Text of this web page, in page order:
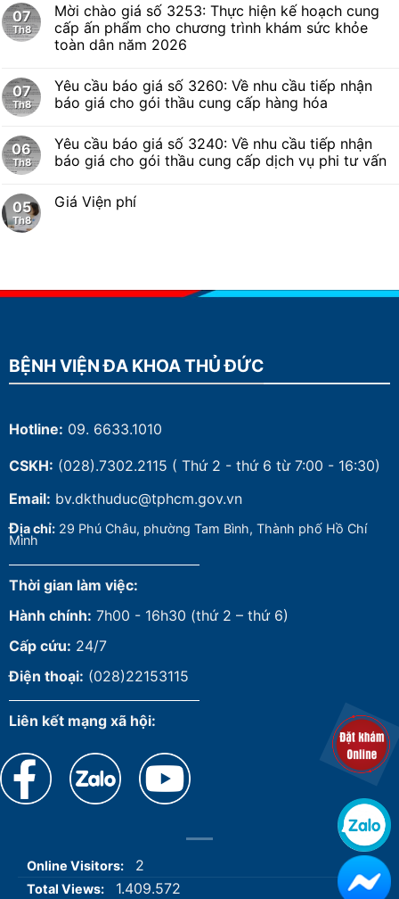
07
Th8
Mời chào giá số 3253: Thực hiện kế hoạch cung
cấp ấn phẩm cho chương trình khám sức khỏe
toàn dân năm 2026
07
Th8
Yêu cầu báo giá số 3260: Về nhu cầu tiếp nhận
báo giá cho gói thầu cung cấp hàng hóa
06
Th8
Yêu cầu báo giá số 3240: Về nhu cầu tiếp nhận
báo giá cho gói thầu cung cấp dịch vụ phi tư vấn
05
Th8
Giá Viện phí
BỆNH VIỆN ĐA KHOA THỦ ĐỨC
Hotline: 09. 6633.1010
CSKH: (028).7302.2115 ( Thứ 2 - thứ 6 từ 7:00 - 16:30)
Email: bv.dkthuduc@tphcm.gov.vn
Địa chỉ: 29 Phú Châu, phường Tam Bình, Thành phố Hồ Chí
Minh
Thời gian làm việc:
Hành chính: 7h00 - 16h30 (thứ 2 – thứ 6)
Cấp cứu: 24/7
Điện thoại: (028)22153115
Liên kết mạng xã hội:
Online Visitors: 2
Total Views: 1.409.572